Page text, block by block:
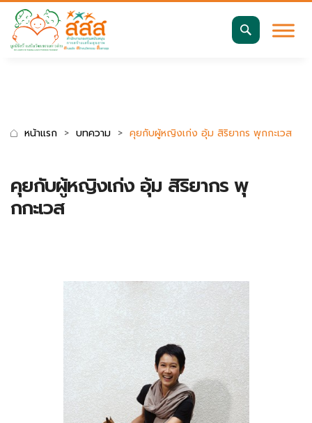
มาตรฐานการเข้าถึงเว็บ WCAG 2.2 AA
หน้าแรก บทความ คุยกับผู้หญิงเก่ง อุ้ม สิริยากร พุกกะเวส
คุยกับผู้หญิงเก่ง อุ้ม สิริยากร พุ
กกะเวส